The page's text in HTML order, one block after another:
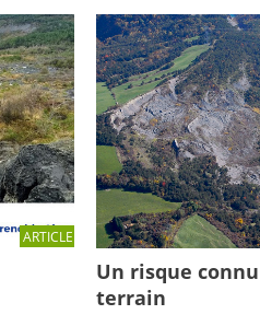
ARTICLE
Un risque
terrain